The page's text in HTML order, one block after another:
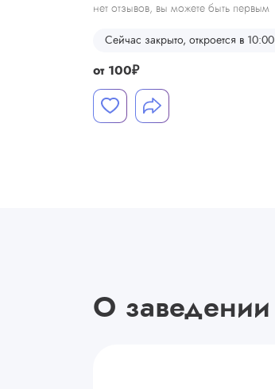
нет отзывов, вы можете быть первым
Сейчас закрыто, откроется в 10:00
от 100₽
О заведении